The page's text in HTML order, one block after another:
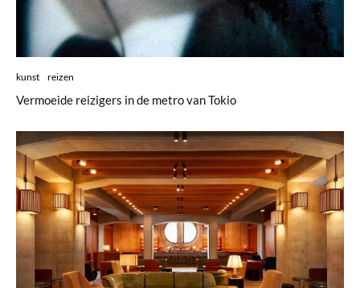
kunst reizen
Vermoeide reizigers in de metro van Tokio